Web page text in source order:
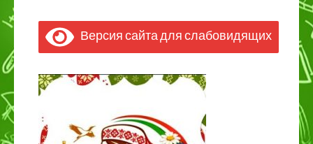
Версия сайта для слабовидящих